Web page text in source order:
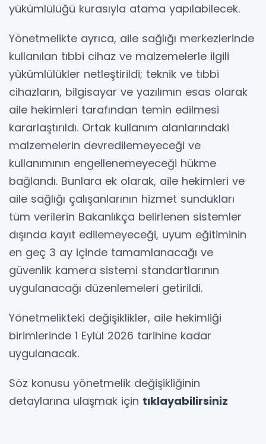
yükümlülüğü kurasıyla atama yapılabilecek.
Yönetmelikte ayrıca, aile sağlığı merkezlerinde
kullanılan tıbbi cihaz ve malzemelerle ilgili
yükümlülükler netleştirildi; teknik ve tıbbi
cihazların, bilgisayar ve yazılımın esas olarak
aile hekimleri tarafından temin edilmesi
kararlaştırıldı. Ortak kullanım alanlarındaki
malzemelerin devredilemeyeceği ve
kullanımının engellenemeyeceği hükme
bağlandı. Bunlara ek olarak, aile hekimleri ve
aile sağlığı çalışanlarının hizmet sundukları
tüm verilerin Bakanlıkça belirlenen sistemler
dışında kayıt edilemeyeceği, uyum eğitiminin
en geç 3 ay içinde tamamlanacağı ve
güvenlik kamera sistemi standartlarının
uygulanacağı düzenlemeleri getirildi.
Yönetmelikteki değişiklikler, aile hekimliği
birimlerinde 1 Eylül 2026 tarihine kadar
uygulanacak.
Söz konusu yönetmelik değişikliğinin
detaylarına ulaşmak için tıklayabilirsiniz